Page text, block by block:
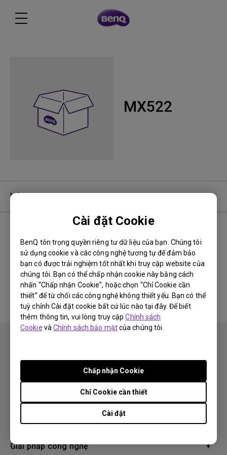
Cài đặt Cookie
BenQ tôn trọng quyền riêng tư dữ liệu của bạn. Chúng tôi
sử dụng cookie và các công nghệ tương tự để đảm bảo
bạn có được trải nghiệm tốt nhất khi truy cập website của
chúng tôi. Bạn có thể chấp nhận cookie này bằng cách
nhấn “Chấp nhận Cookie”, hoặc chọn “Chỉ Cookie cần
thiết” để từ chối các công nghệ không thiết yếu. Bạn có thể
tuỳ chỉnh Cài đặt cookie bất cứ lúc nào tại đây. Để biết
thêm thông tin, vui lòng truy cậpChính sách
Cookie vàChính sách bảo mậtcủa chúng tôi.
Cài đặt
Chỉ Cookie cần thiết
Chấp nhận Cookie
MX522
Hỏi đáp video
Không có video liên quan
Theo dõi
Sản phẩm
Máy chiếu
Giải pháp công nghệ